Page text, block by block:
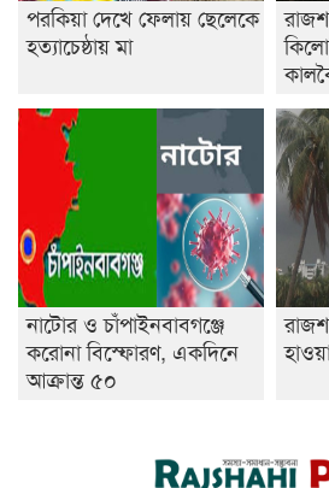
পরকিয়া দেখে ফেলায় ছেলেকে
হত্যাচেষ্ঠায় মা
নাটোর ও চাঁপাইনবাবগঞ্জে
করোনা বিস্ফোরণ, একদিনে
আক্রান্ত ৫০